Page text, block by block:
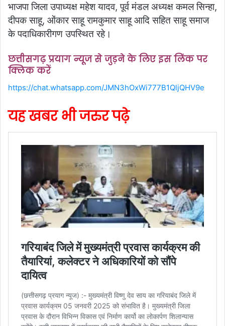
भाजपा जिला उपाध्यक्ष महेश यादव, पूर्व मंडल अध्यक्ष कमल सिन्हा,
दीपक साहू, ओंकार साहू रामकुमार साहू आदि सहित साहू समाज
के पदाधिकारीगण उपस्थित रहे।
छत्तीसगढ़ प्रयाग न्यूज से जुड़ने के लिए इस लिंक पर
क्लिक करें
https://chat.whatsapp.com/JMN3hOxWi777B1QljQHV9e
यह खबर भी जरुर पढ़े